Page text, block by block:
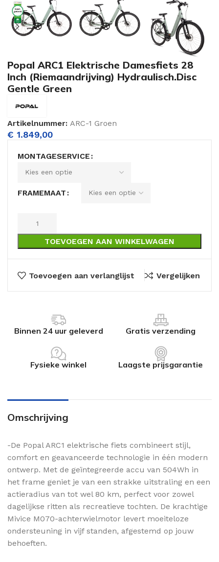
Popal ARC1 Elektrische Damesfiets 28
Inch (Riemaandrijving) Hydraulisch.Disc
Gentle Green
Artikelnummer: ARC-1 Groen
€ 1.849,00
MONTAGESERVICE
FRAMEMAAT
TOEVOEGEN AAN WINKELWAGEN
Toevoegen aan verlanglijst Vergelijken
Binnen 24 uur geleverd Gratis verzending
Fysieke winkel Laagste prijsgarantie
Omschrijving
-De Popal ARC1 elektrische fiets combineert stijl,
comfort en geavanceerde technologie in één modern
ontwerp. Met de geïntegreerde accu van 504Wh in
het frame geniet je van een strakke uitstraling en een
actieradius van tot wel 80 km, perfect voor zowel
dagelijkse ritten als recreatieve tochten. De krachtige
Mivice M070-achterwielmotor levert moeiteloze
ondersteuning in vijf standen, afgestemd op jouw
behoeften.